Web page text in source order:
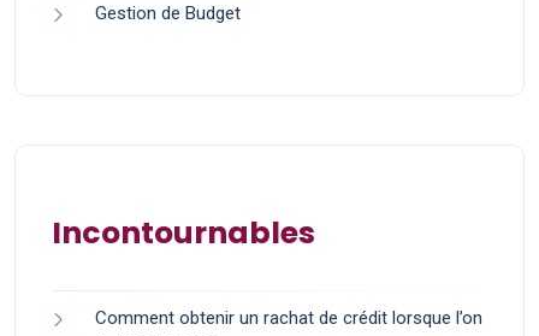
Gestion de Budget
Incontournables
Comment obtenir un rachat de crédit lorsque l’on